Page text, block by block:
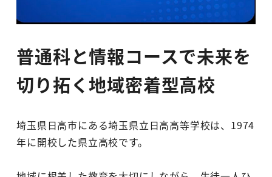
普通科と情報コースで未来を
切り拓く地域密着型高校
埼玉県日高市にある埼玉県立日高高等学校は、1974
年に開校した県立高校です。